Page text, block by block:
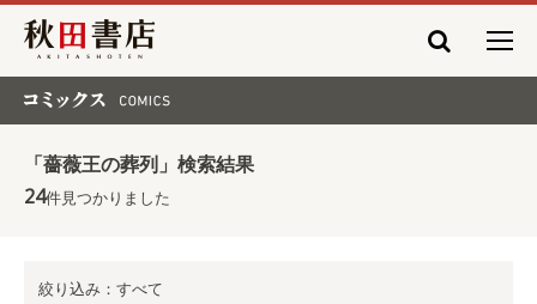
秋田書店
「薔薇王の葬列」検索結果
24件見つかりました
絞り込み：すべて